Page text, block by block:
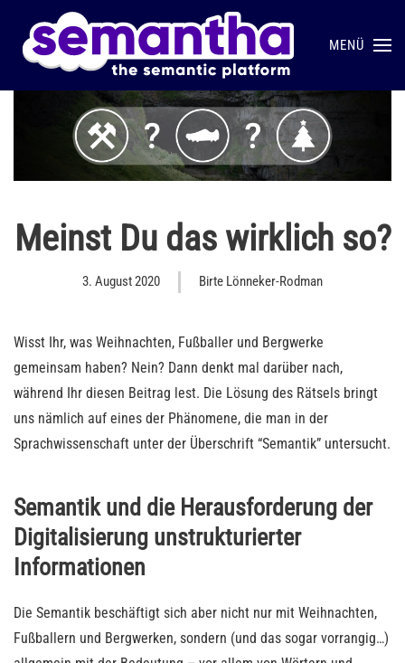
Skip to main content MENÜ
Meinst Du das wirklich so?
3. August 2020 Birte Lönneker-Rodman
Wisst Ihr, was Weihnachten, Fußballer und Bergwerke
gemeinsam haben? Nein? Dann denkt mal darüber nach,
während Ihr diesen Beitrag lest. Die Lösung des Rätsels bringt
uns nämlich auf eines der Phänomene, die man in der
Sprachwissenschaft unter der Überschrift “Semantik” untersucht.
Semantik und die Herausforderung der
Digitalisierung unstrukturierter
Informationen
Die Semantik beschäftigt sich aber nicht nur mit Weihnachten,
Fußballern und Bergwerken, sondern (und das sogar vorrangig…)